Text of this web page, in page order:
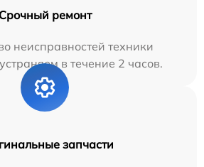
Срочный ремонт
неисправностей техники
в течение 2 часов.
запчасти